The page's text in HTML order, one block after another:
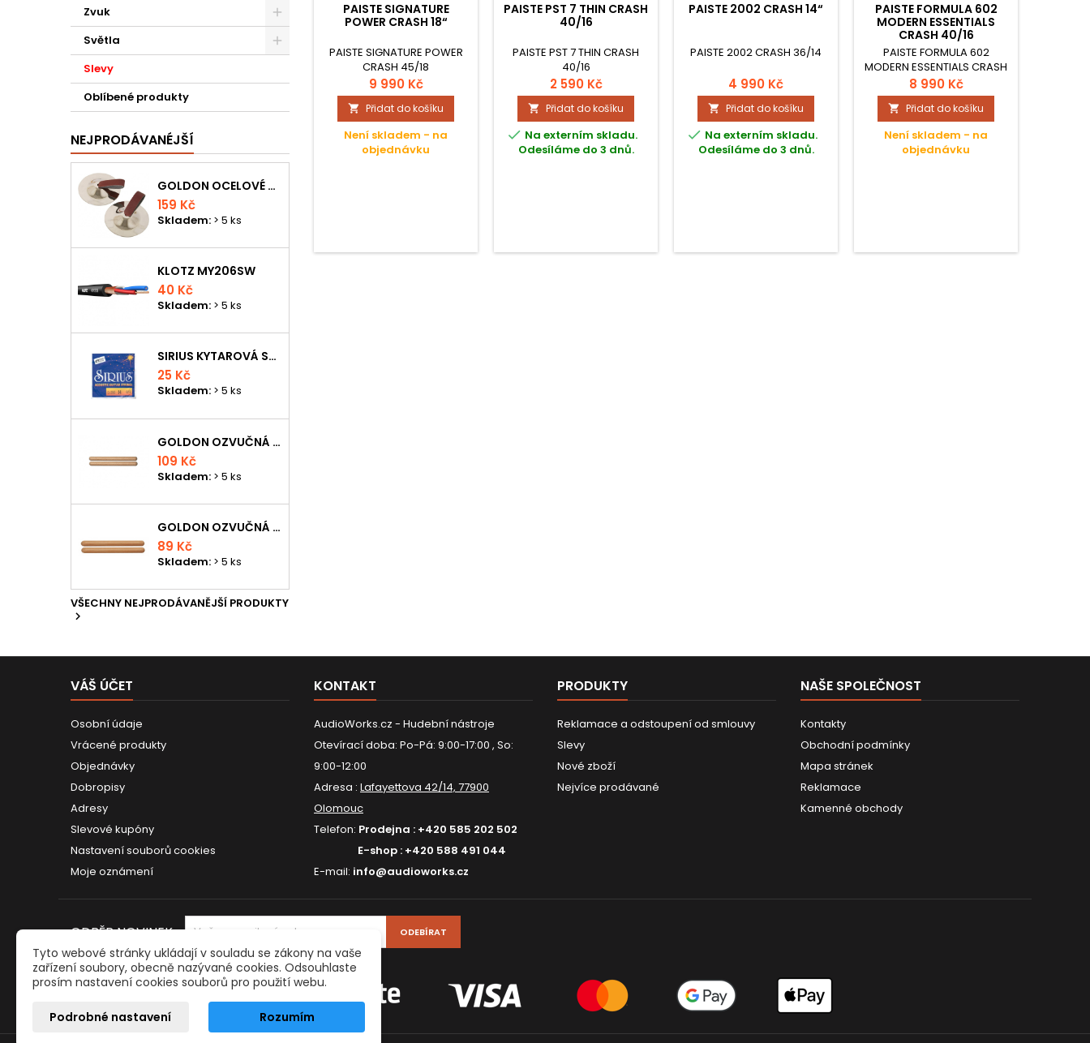
Zvuk
Světla
Slevy
Oblíbené produkty
NEJPRODÁVANÉJŠÍ
GOLDON OCELOVÉ PRSTOVÉ ČINELKY
159 Kč
Skladem: > 5 ks
KLOTZ MY206SW
40 Kč
Skladem: > 5 ks
SIRIUS KYTAROVÁ STRUNA
25 Kč
Skladem: > 5 ks
GOLDON OZVUČNÁ DŘÍVKA 18 X 200MM
109 Kč
Skladem: > 5 ks
GOLDON OZVUČNÁ DŘÍVKA 15 X 150MM
89 Kč
Skladem: > 5 ks
VŠECHNY NEJPRODÁVANĚJŠÍ PRODUKTY

PAISTE SIGNATURE
POWER CRASH 18“
PAISTE SIGNATURE POWER
CRASH 45/18
9 990 Kč
 Přidat do košíku
Není skladem - na
objednávku
PAISTE PST 7 THIN CRASH
40/16
PAISTE PST 7 THIN CRASH
40/16
2 590 Kč
 Přidat do košíku
 Na externím skladu.
Odesíláme do 3 dnů.
PAISTE 2002 CRASH 14“
PAISTE 2002 CRASH 36/14
4 990 Kč
 Přidat do košíku
 Na externím skladu.
Odesíláme do 3 dnů.
PAISTE FORMULA 602
MODERN ESSENTIALS
CRASH 40/16
PAISTE FORMULA 602
MODERN ESSENTIALS CRASH
40/16
8 990 Kč
 Přidat do košíku
Není skladem - na
objednávku
VÁŠ ÚČET
Osobní údaje
Vrácené produkty
Objednávky
Dobropisy
Adresy
Slevové kupóny
Nastavení souborů cookies
Moje oznámení
KONTAKT
AudioWorks.cz - Hudební nástroje
Otevírací doba: Po-Pá: 9:00-17:00 , So:
9:00-12:00
Adresa : Lafayettova 42/14, 77900
Olomouc
Telefon: Prodejna : +420 585 202 502
E-shop : +420 588 491 044
E-mail: info@audioworks.cz
PRODUKTY
Reklamace a odstoupení od smlouvy
Slevy
Nové zboží
Nejvíce prodávané
NAŠE SPOLEČNOST
Kontakty
Obchodní podmínky
Mapa stránek
Reklamace
Kamenné obchody
ODBĚR NOVINEK
Tyto webové stránky ukládají v souladu se zákony na vaše
zařízení soubory, obecně nazývané cookies. Odsouhlaste
prosím nastavení cookies souborů pro použití webu.
Podrobné nastavení Rozumím